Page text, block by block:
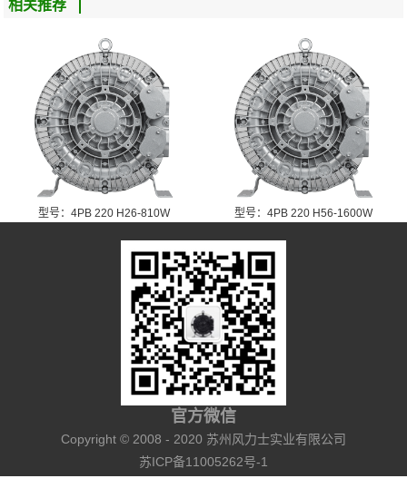
相关推荐
型号：4PB 220 H26-810W 型号：4PB 220 H56-1600W
官方微信
Copyright © 2008 - 2020 苏州风力士实业有限公司
苏ICP备11005262号-1